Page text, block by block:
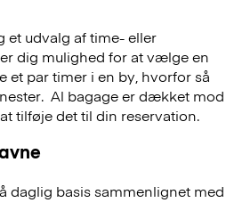
et udvalg af time- eller
dig mulighed for at vælge en
et par timer i en by, hvorfor så
Al bagage er dækket mod
tilføje det til din reservation.
daglig basis sammenlignet med